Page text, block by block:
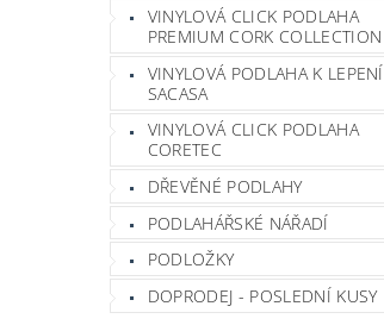
VINYLOVÁ CLICK PODLAHA
PREMIUM CORK COLLECTION
VINYLOVÁ PODLAHA K LEPENÍ
SACASA
VINYLOVÁ CLICK PODLAHA
CORETEC
DŘEVĚNÉ PODLAHY
PODLAHÁŘSKÉ NÁŘADÍ
PODLOŽKY
DOPRODEJ - POSLEDNÍ KUSY